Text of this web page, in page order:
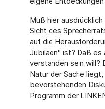
Muß hier
Sicht des
auf die
Jubiläen" ist? Daß es
verstanden sein will?
Natur der Sache
bevorstehenden
Programm der